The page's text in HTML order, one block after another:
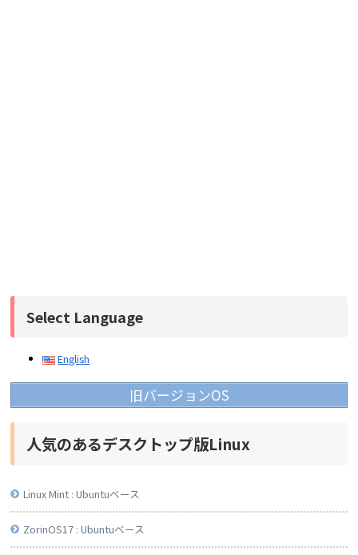
Select Language
English
旧バージョンOS
人気のあるデスクトップ版Linux
Linux Mint : Ubuntuベース
ZorinOS17 : Ubuntuベース